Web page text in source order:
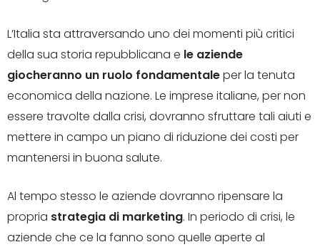
L’Italia sta attraversando uno dei momenti più critici
della sua storia repubblicana e le aziende
giocheranno un ruolo fondamentaleper la tenuta
economica della nazione. Le imprese italiane, per non
essere travolte dalla crisi, dovranno sfruttare tali aiuti e
mettere in campo un piano di riduzione dei costi per
mantenersi in buona salute.
Al tempo stesso le aziende dovranno ripensare la
propria strategia di marketing. In periodo di crisi, le
aziende che ce la fanno sono quelle aperte al